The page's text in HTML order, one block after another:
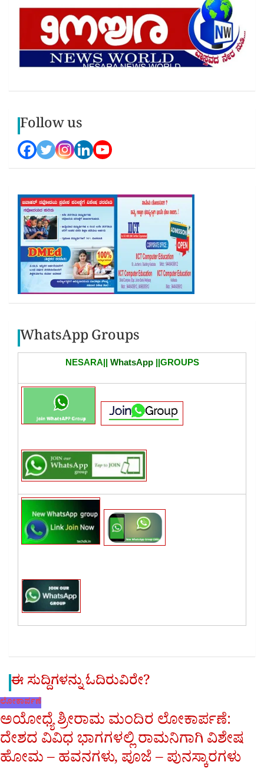
Follow us
WhatsApp Groups
NESARA|| WhatsApp||GROUPS
ಈ ಸುದ್ದಿಗಳನ್ನು ಓದಿರುವಿರೇ?
ಲೋಕಾರ್ಪಣೆ
ಅಯೋಧ್ಯೆ ಶ್ರೀರಾಮ ಮಂದಿರ ಲೋಕಾರ್ಪಣೆ:
ದೇಶದ ವಿವಿಧ ಭಾಗಗಳಲ್ಲಿ ರಾಮನಿಗಾಗಿ ವಿಶೇಷ
ಹೋಮ – ಹವನಗಳು, ಪೂಜೆ – ಪುನಸ್ಕಾರಗಳು